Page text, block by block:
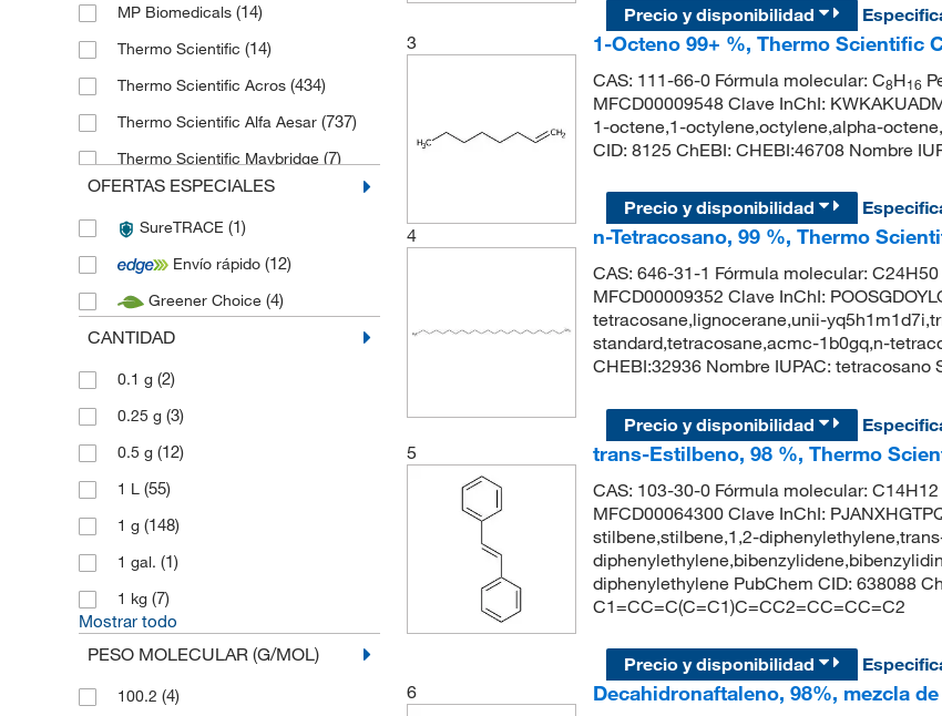
MP Biomedicals (14)
Thermo Scientific (14)
Thermo Scientific Acros (434)
Thermo Scientific Alfa Aesar (737)
Thermo Scientific Maybridge (7)
Toronto Research Chemicals
OFERTAS ESPECIALES
SureTRACE (1)
Envío rápido (12)
Greener Choice (4)
CANTIDAD
0.1 g (2)
0.25 g (3)
0.5 g (12)
1 L (55)
1 g (148)
1 gal. (1)
1 kg (7)
Mostrar todo
PESO MOLECULAR (G/MOL)
100.2 (4)
Precio y disponibilidad
3
1-Octeno 99+ %, Thermo Scientific
CAS: 111-66-0 Fórmula molecular: C8H16
MFCD00009548 Clave InChI:
1-octene,1-octylene,octylene,alpha-
CID: 8125 ChEBI: CHEBI:46708 Nombre
Precio y disponibilidad
4
n-Tetracosano, 99 %, Thermo
CAS: 646-31-1 Fórmula molecular:
MFCD00009352 Clave InChI:
tetracosane,lignocerane,unii-
standard,tetracosane,acmc-1b0gq,n-
CHEBI:32936 Nombre IUPAC:
Precio y disponibilidad
5
trans-Estilbeno, 98 %, Thermo
CAS: 103-30-0 Fórmula molecular:
MFCD00064300 Clave InChI:
stilbene,stilbene,1,2-
diphenylethylene PubChem CID: 638088
C1=CC=C(C=C1)C=CC2=CC=CC=C2
Precio y disponibilidad
6
Decahidronaftaleno, 98%, mezcla